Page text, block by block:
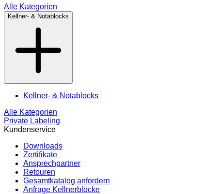
Alle Kategorien
Kellner- & Notablocks
Kellner- & Notablocks
Alle Kategorien
Private Labeling
Kundenservice
Downloads
Zertifikate
Ansprechpartner
Retouren
Gesamtkatalog anfordern
Anfrage Kellnerblöcke